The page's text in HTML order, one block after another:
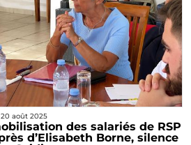
20 août 2025
des salariés de RSP
d’Elisabeth Borne, silence